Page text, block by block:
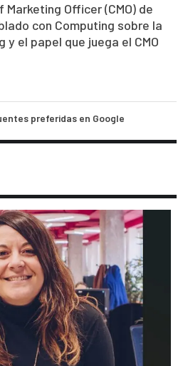
Marketing Officer (CMO) de
con Computing sobre la
y el papel que juega el CMO
preferidas en Google